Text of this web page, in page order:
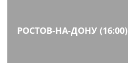
РОСТОВ-НА-ДОНУ (16:00)